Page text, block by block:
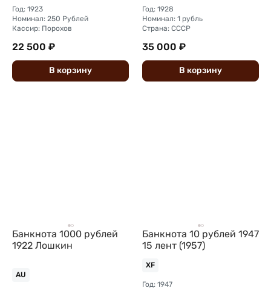
Год: 1923
Номинал: 250 Рублей
Кассир: Порохов
22 500 ₽
В корзину
Год: 1928
Номинал: 1 рубль
Страна: СССР
35 000 ₽
В корзину
Банкнота 1000 рублей
1922 Лошкин
AU
Банкнота 10 рублей 1947
15 лент (1957)
XF
Год: 1947